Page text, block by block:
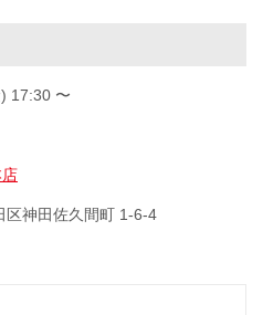
17:30 〜
区神田佐久間町 1-6-4